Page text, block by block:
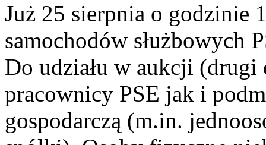
Już 25 sierpnia o godzinie
samochodów służbowych
Do udziału w aukcji (drugi
pracownicy PSE jak i
gospodarczą (m.in.